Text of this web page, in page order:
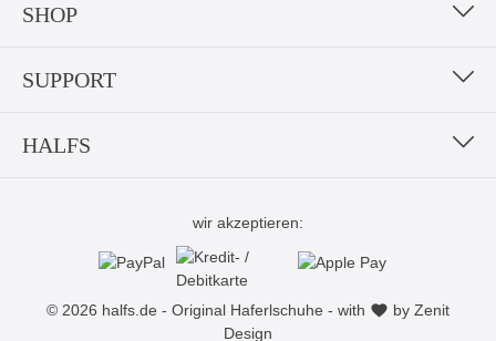
SHOP
SUPPORT
HALFS
© 2026 halfs.de - Original Haferlschuhe - with by Zenit
Design
wir akzeptieren: